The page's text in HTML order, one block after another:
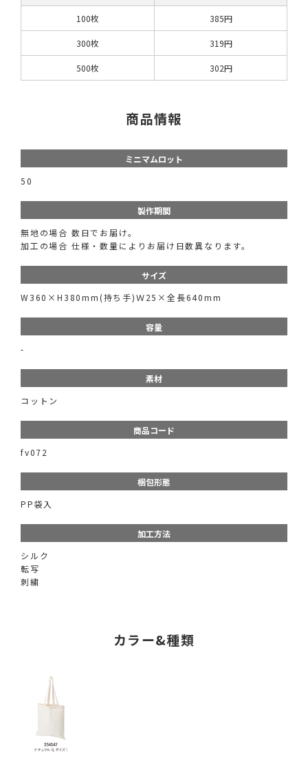
100枚 385円
300枚 319円
500枚 302円
商品情報
ミニマムロット
50
製作期間
無地の場合 数日でお届け。
加工の場合 仕様・数量によりお届け日数異なります。
サイズ
W360×H380mm(持ち手)Ｗ25×全長640mm
容量
-
素材
コットン
商品コード
fv072
梱包形態
PP袋入
加工方法
シルク
転写
刺繍
カラー&種類